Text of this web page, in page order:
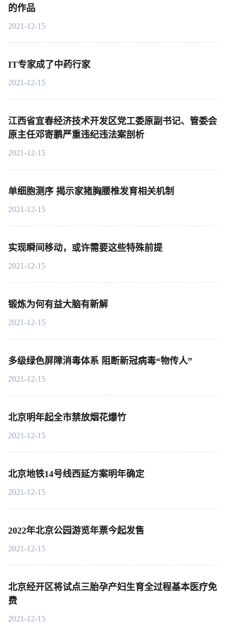
的作品
2021-12-15
IT专家成了中药行家
2021-12-15
江西省宜春经济技术开发区党工委原副书记、管委会
原主任邓寄鹏严重违纪违法案剖析
2021-12-15
单细胞测序 揭示家猪胸腰椎发育相关机制
2021-12-15
实现瞬间移动，或许需要这些特殊前提
2021-12-15
锻炼为何有益大脑有新解
2021-12-15
多级绿色屏障消毒体系 阻断新冠病毒“物传人”
2021-12-15
北京明年起全市禁放烟花爆竹
2021-12-15
北京地铁14号线西延方案明年确定
2021-12-15
2022年北京公园游览年票今起发售
2021-12-15
北京经开区将试点三胎孕产妇生育全过程基本医疗免
费
2021-12-15